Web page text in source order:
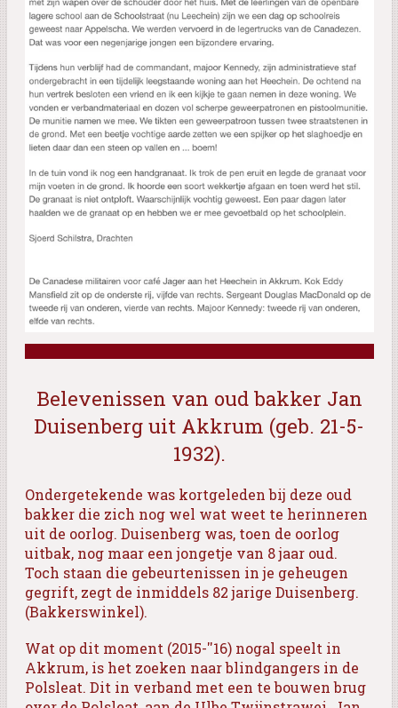
Belevenissen van oud bakker Jan
Duisenberg uit Akkrum (geb. 21-5-
1932).
Ondergetekende was kortgeleden bij deze oud
bakker die zich nog wel wat weet te herinneren
uit de oorlog. Duisenberg was, toen de oorlog
uitbak, nog maar een jongetje van 8 jaar oud.
Toch staan die gebeurtenissen in je geheugen
gegrift, zegt de inmiddels 82 jarige Duisenberg.
(Bakkerswinkel).
Wat op dit moment (2015-''16) nogal speelt in
Akkrum, is het zoeken naar blindgangers in de
Polsleat. Dit in verband met een te bouwen brug